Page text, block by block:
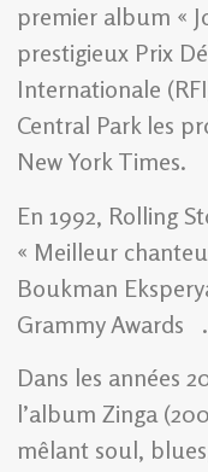
premier album «
prestigieux Prix
Internationale
Central Park les
New York Times.
En 1992, Rolling
« Meilleur
Boukman
Grammy Awards .
Dans les années
l’album Zinga
mêlant soul,